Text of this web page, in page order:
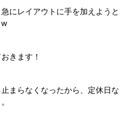
にレイアウトに手を加えようと
きます！
まらなくなったから、定休日な